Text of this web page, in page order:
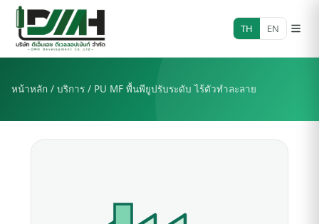
Skip
content
TH EN
หน้าหลัก / บริการ / PU MF พื้นพียูปรับระดับ ไร้ตัวทำละลาย